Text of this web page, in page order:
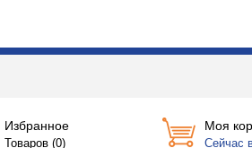
Избранное
Товаров (0)
Моя
Сейчас